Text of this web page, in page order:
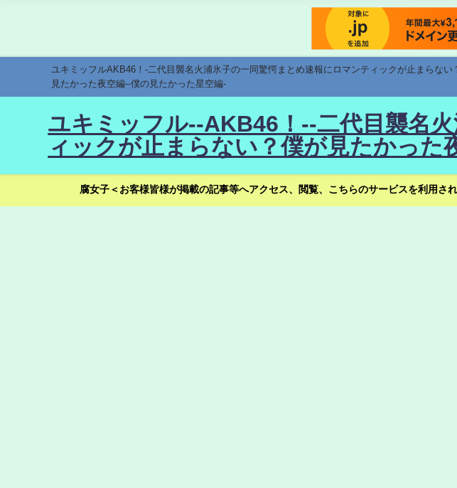
ユキミッフルAKB46！-二代目襲名火浦氷子の一同驚愕まとめ速報にロマンティックが止まらな
見たかった夜空編--僕の見たかった星空編-
ユキミッフル--AKB46！--二代目襲名
ィックが止まらない？僕が見たかった
腐女子＜お客様皆様が掲載の記事等へアクセス、閲覧、こちらのサービスを利用さ